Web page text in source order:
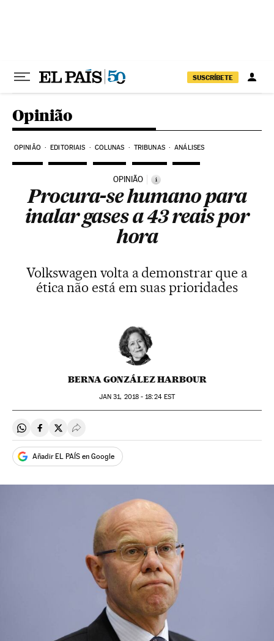
SUSCRÍBETE
Opinião
OPINIÃO EDITORIAIS COLUNAS TRIBUNAS ANÁLISES
OPINIÃO i
Procura-se humano para
inalar gases a 43 reais por
hora
Volkswagen volta a demonstrar que a
ética não está em suas prioridades
BERNA GONZÁLEZ HARBOUR
JAN 31, 2018 - 18:24EST
Compartir en Whatsapp
Compartir en Facebook
Compartir en Twitter
Desplegar Redes Sociales
Añadir EL PAÍS en Google